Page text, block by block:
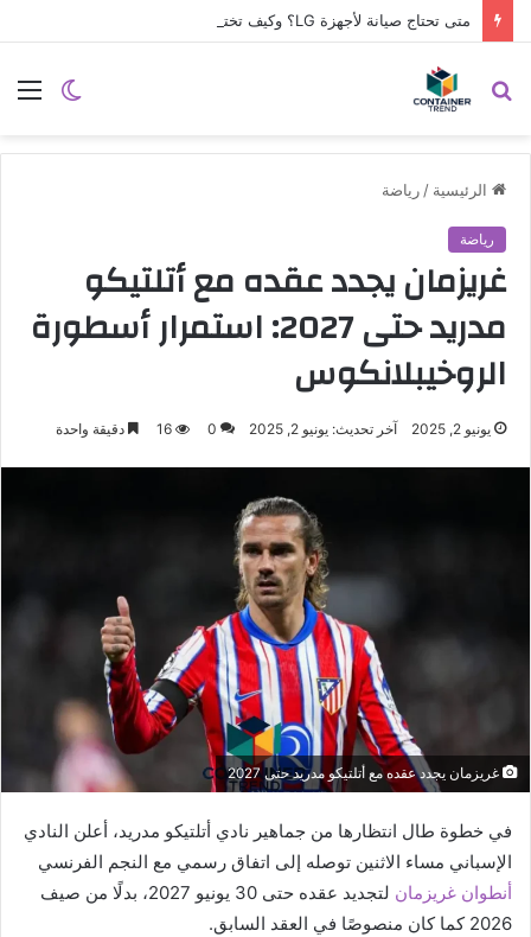
نموذج التواصل
إرسال
الوضع
بحث
الرئيسية / رياضة
رياضة
غريزمان يجدد عقده مع أتلتيكو
مدريد حتى 2027: استمرار أسطورة
الروخيبلانكوس
يونيو 2, 2025 آخر تحديث: يونيو 2, 2025 0
16 دقيقة واحدة
غريزمان يجدد عقده مع أتلتيكو مدريد حتى 2027
في خطوة طال انتظارها من جماهير نادي أتلتيكو مدريد، أعلن النادي
الإسباني مساء الاثنين توصله إلى اتفاق رسمي مع النجم الفرنسي
أنطوان غريزمان
لتجديد عقده حتى 30 يونيو 2027، بدلًا من صيف
2026 كما كان منصوصًا في العقد السابق.